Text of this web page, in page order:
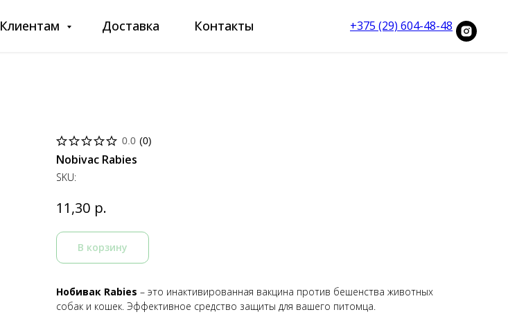
Клиентам Доставка Контакты +375 (29) 604-48-48
0.0 (0)
Nobivac Rabies
SKU:
11,30 р.
В корзину
Нобивак Rabies – это инактивированная вакцина против бешенства животных
собак и кошек. Эффективное средство защиты для вашего питомца.